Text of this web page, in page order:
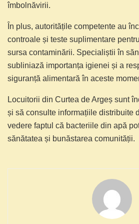
îmbolnăvirii.
În plus, autoritățile competente au
controale și teste suplimentare
sursa contaminării. Specialiștii în
subliniază importanța igienei și a
siguranță alimentară în aceste
Locuitorii din Curtea de Argeș sunt
și să consulte informațiile distribuite
vedere faptul că bacteriile din apă
sănătatea și bunăstarea comunității.